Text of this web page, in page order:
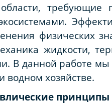
требующие
физических
жидкости,
В данной работе
хозяйстве.
принципы